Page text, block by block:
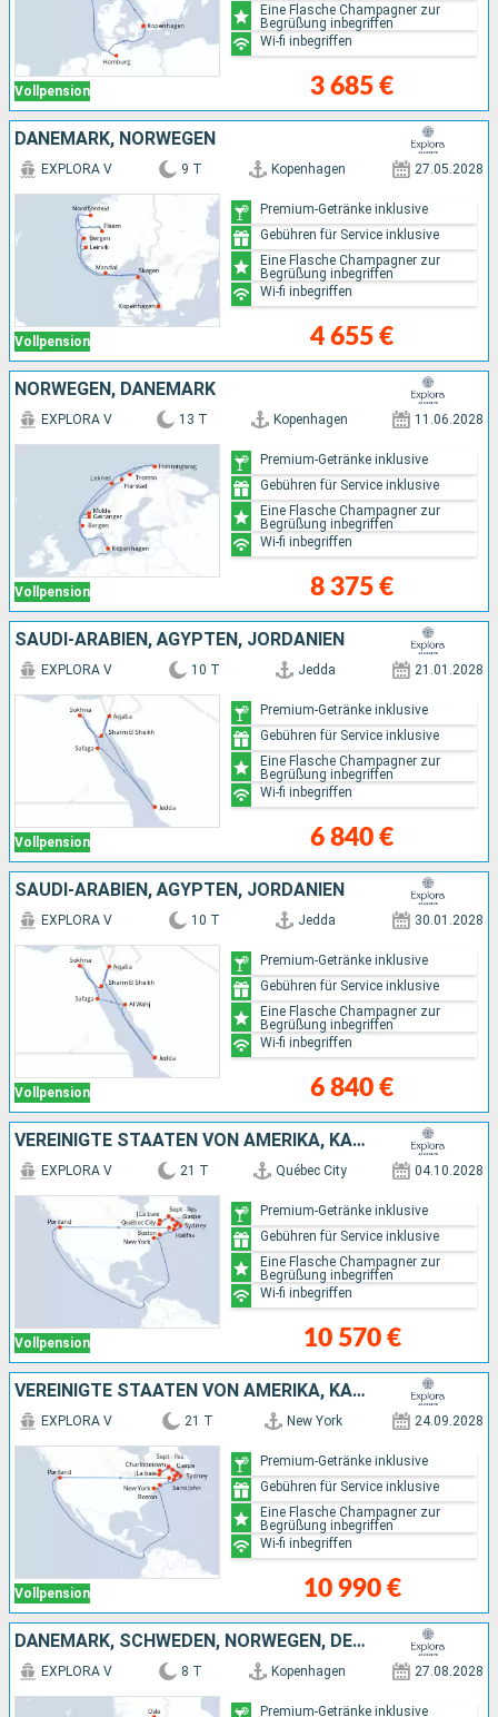
Vollpension 3 685 €
Eine Flasche Champagner zur
Begrüßung inbegriffen
Wi-fi inbegriffen
DÄNEMARK, NORWEGEN
Vollpension
EXPLORA V 9 T Kopenhagen 27.05.2028
4 655 €
Premium-Getränke inklusive
Gebühren für Service inklusive
Eine Flasche Champagner zur
Begrüßung inbegriffen
Wi-fi inbegriffen
NORWEGEN, DÄNEMARK
Vollpension
EXPLORA V 13 T Kopenhagen 11.06.2028
8 375 €
Premium-Getränke inklusive
Gebühren für Service inklusive
Eine Flasche Champagner zur
Begrüßung inbegriffen
Wi-fi inbegriffen
SAUDI-ARABIEN, ÄGYPTEN, JORDANIEN
Vollpension
EXPLORA V 10 T Jedda 21.01.2028
6 840 €
Premium-Getränke inklusive
Gebühren für Service inklusive
Eine Flasche Champagner zur
Begrüßung inbegriffen
Wi-fi inbegriffen
SAUDI-ARABIEN, ÄGYPTEN, JORDANIEN
Vollpension
EXPLORA V 10 T Jedda 30.01.2028
6 840 €
Premium-Getränke inklusive
Gebühren für Service inklusive
Eine Flasche Champagner zur
Begrüßung inbegriffen
Wi-fi inbegriffen
VEREINIGTE STAATEN VON AMERIKA, KANADA
Vollpension
EXPLORA V 21 T Québec City 04.10.2028
10 570 €
Premium-Getränke inklusive
Gebühren für Service inklusive
Eine Flasche Champagner zur
Begrüßung inbegriffen
Wi-fi inbegriffen
VEREINIGTE STAATEN VON AMERIKA, KANADA
Vollpension
EXPLORA V 21 T New York 24.09.2028
10 990 €
Premium-Getränke inklusive
Gebühren für Service inklusive
Eine Flasche Champagner zur
Begrüßung inbegriffen
Wi-fi inbegriffen
DÄNEMARK, SCHWEDEN, NORWEGEN, DEUTSCHLAND
EXPLORA V 8 T Kopenhagen 27.08.2028
Premium-Getränke inklusive